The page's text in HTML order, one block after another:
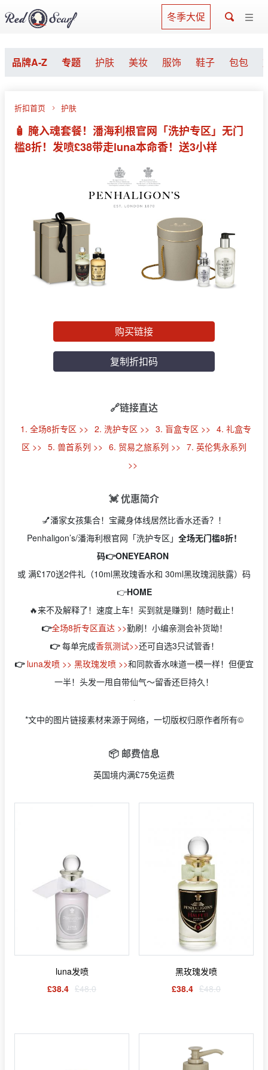
冬季大促
品牌A-Z 专题 护肤 美妆 服饰 鞋子 包包
折扣首页 护肤
🧴 腌入魂套餐！潘海利根官网「洗护专区」无门
槛8折！发喷£38带走luna本命香！送3小样
购买链接
复制折扣码
🔗链接直达
1. 全场8折专区 >> 2. 洗护专区 >> 3. 盲盒专区 >> 4. 礼盒专
区 >> 5. 兽首系列 >> 6. 贸易之旅系列 >> 7. 英伦隽永系列
>>
💓 优惠简介
💅潘家女孩集合！宝藏身体线居然比香水还香？！
Penhaligon’s/潘海利根官网「洗护专区」 全场无门槛8折！
码👉ONEYEARON
或 满£170送2件礼（10ml黑玫瑰香水和 30ml黑玫瑰润肤露）码
👉HOME
🔥来不及解释了！速度上车！买到就是赚到！随时截止！
👉全场8折专区直达 >>勤刷！小编亲测会补货呦！
👉每单完成香氛测试>>还可自选3只试管香！
👉 luna发喷 >> 黑玫瑰发喷 >>和同款香水味道一模一样！但便宜
一半！头发一甩自带仙气～留香还巨持久！
*文中的图片链接素材来源于网络，一切版权归原作者所有©
📦 邮费信息
英国境内满£75免运费
luna发喷
£38.4 £48.0
黑玫瑰发喷
£38.4 £48.0